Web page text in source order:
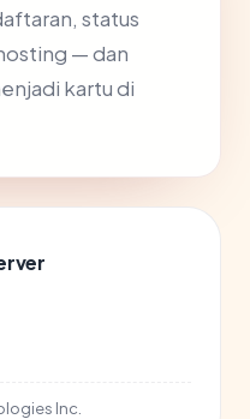
status
— dan
kartu di
Inc.